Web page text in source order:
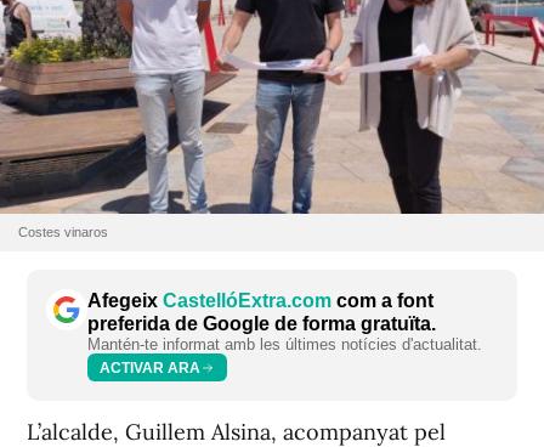
Costes vinaros
Afegeix CastellóExtra.com com a font
preferida de Google de forma gratuïta.
Mantén-te informat amb les últimes notícies d'actualitat.
ACTIVAR ARA
L’alcalde, Guillem Alsina, acompanyat pel